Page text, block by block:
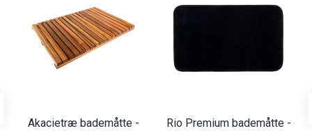
Akacietræ bademåtte -
Rio Premium bademåtte -